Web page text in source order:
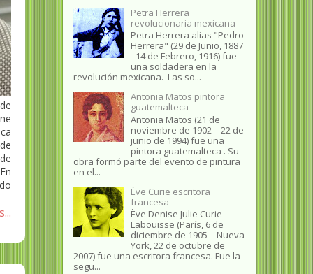
Petra Herrera
revolucionaria mexicana
Petra Herrera alias "Pedro
Herrera" (29 de Junio, 1887
- 14 de Febrero, 1916) fue
una soldadera en la
revolución mexicana. Las so...
Antonia Matos pintora
guatemalteca
Antonia Matos (21 de
noviembre de 1902 – 22 de
junio de 1994) fue una
pintora guatemalteca . Su
obra formó parte del evento de pintura
en el...
Ève Curie escritora
francesa
Ève Denise Julie Curie-
Labouisse (París, 6 de
diciembre de 1905 – Nueva
York, 22 de octubre de
2007) fue una escritora francesa. Fue la
segu...